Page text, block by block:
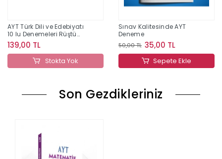
AYT Türk Dili ve Edebiyatı
10 lu Denemeleri Rüştü
Hoca
139,00 TL
Stokta Yok
Sınav Kalitesinde AYT
Deneme
50,00 TL 35,00 TL
Sepete Ekle
Son Gezdikleriniz